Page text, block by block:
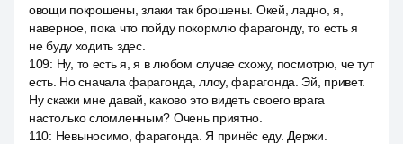
овощи покрошены, злаки так брошены. Окей, ладно, я,
наверное, пока что пойду покормлю фарагонду, то есть я
не буду ходить здес.
109: Ну, то есть я, я в любом случае схожу, посмотрю, че тут
есть. Но сначала фарагонда, ллоу, фарагонда. Эй, привет.
Ну скажи мне давай, каково это видеть своего врага
настолько сломленным? Очень приятно.
110: Невыносимо, фарагонда. Я принёс еду. Держи.